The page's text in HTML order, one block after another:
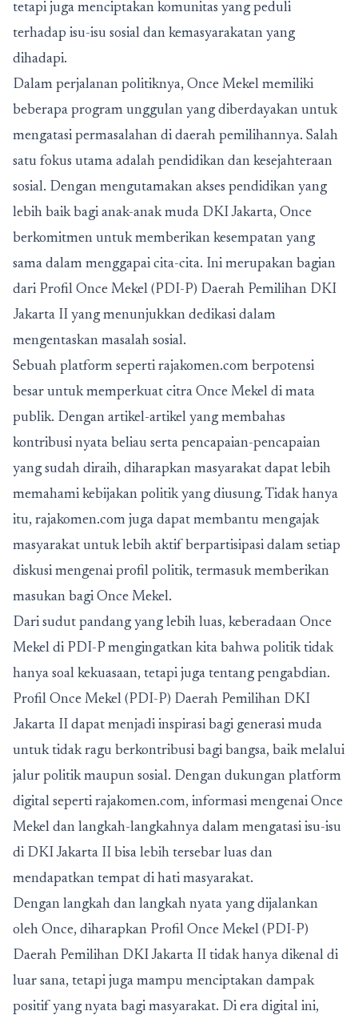
tetapi juga menciptakan komunitas yang peduli
terhadap isu-isu sosial dan kemasyarakatan yang
dihadapi.
Dalam perjalanan politiknya, Once Mekel memiliki
beberapa program unggulan yang diberdayakan untuk
mengatasi permasalahan di daerah pemilihannya. Salah
satu fokus utama adalah pendidikan dan kesejahteraan
sosial. Dengan mengutamakan akses pendidikan yang
lebih baik bagi anak-anak muda DKI Jakarta, Once
berkomitmen untuk memberikan kesempatan yang
sama dalam menggapai cita-cita. Ini merupakan bagian
dari Profil Once Mekel (PDI-P) Daerah Pemilihan DKI
Jakarta II yang menunjukkan dedikasi dalam
mengentaskan masalah sosial.
Sebuah platform seperti rajakomen.com berpotensi
besar untuk memperkuat citra Once Mekel di mata
publik. Dengan artikel-artikel yang membahas
kontribusi nyata beliau serta pencapaian-pencapaian
yang sudah diraih, diharapkan masyarakat dapat lebih
memahami kebijakan politik yang diusung. Tidak hanya
itu, rajakomen.com juga dapat membantu mengajak
masyarakat untuk lebih aktif berpartisipasi dalam setiap
diskusi mengenai profil politik, termasuk memberikan
masukan bagi Once Mekel.
Dari sudut pandang yang lebih luas, keberadaan Once
Mekel di PDI-P mengingatkan kita bahwa politik tidak
hanya soal kekuasaan, tetapi juga tentang pengabdian.
Profil Once Mekel (PDI-P) Daerah Pemilihan DKI
Jakarta II dapat menjadi inspirasi bagi generasi muda
untuk tidak ragu berkontribusi bagi bangsa, baik melalui
jalur politik maupun sosial. Dengan dukungan platform
digital seperti rajakomen.com, informasi mengenai Once
Mekel dan langkah-langkahnya dalam mengatasi isu-isu
di DKI Jakarta II bisa lebih tersebar luas dan
mendapatkan tempat di hati masyarakat.
Dengan langkah dan langkah nyata yang dijalankan
oleh Once, diharapkan Profil Once Mekel (PDI-P)
Daerah Pemilihan DKI Jakarta II tidak hanya dikenal di
luar sana, tetapi juga mampu menciptakan dampak
positif yang nyata bagi masyarakat. Di era digital ini,